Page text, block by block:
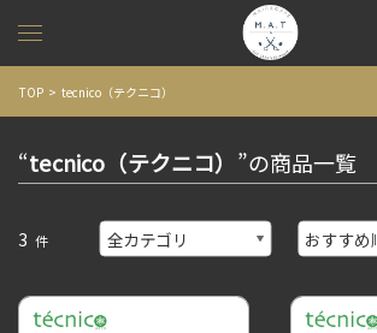
TOP tecnico（テクニコ）
“tecnico（テクニコ） ”の商品一覧
3 件